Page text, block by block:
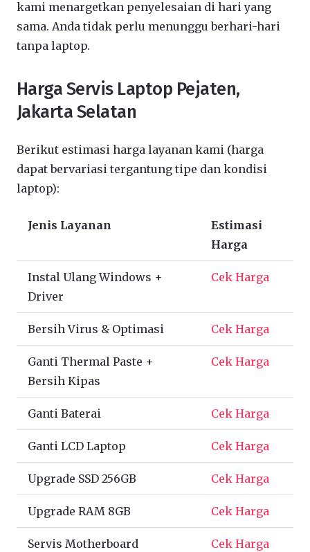
kami menargetkan penyelesaian di hari yang
sama. Anda tidak perlu menunggu berhari-hari
tanpa laptop.
Harga Servis Laptop Pejaten,
Jakarta Selatan
Berikut estimasi harga layanan kami (harga
dapat bervariasi tergantung tipe dan kondisi
laptop):
Jenis Layanan
Estimasi
Harga
Instal Ulang Windows +
Driver
Cek Harga
Bersih Virus & Optimasi Cek Harga
Ganti Thermal Paste +
Bersih Kipas
Cek Harga
Ganti Baterai Cek Harga
Ganti LCD Laptop Cek Harga
Upgrade SSD 256GB Cek Harga
Upgrade RAM 8GB Cek Harga
Servis Motherboard Cek Harga